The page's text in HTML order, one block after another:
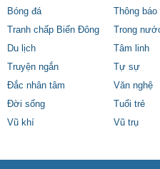
Bóng đá
Thông báo
Tranh chấp Biển Đông
Trong
Du lịch
Tâm linh
Truyện ngắn
Tự sự
Đắc nhân tâm
Văn nghệ
Đời sống
Tuổi trẻ
Vũ khí
Vũ trụ